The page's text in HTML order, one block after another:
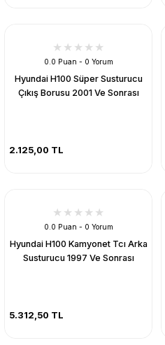
0.0 Puan - 0 Yorum
Hyundai H100 Süper Susturucu
Çıkış Borusu 2001 Ve Sonrası
2.125,00 TL
0.0 Puan - 0 Yorum
Hyundai H100 Kamyonet Tcı Arka
Susturucu 1997 Ve Sonrası
5.312,50 TL